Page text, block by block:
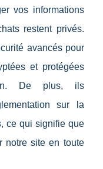
vos informations
restent privés.
avancés pour
et protégées
De plus, ils
sur la
ce qui signifie que
notre site en toute